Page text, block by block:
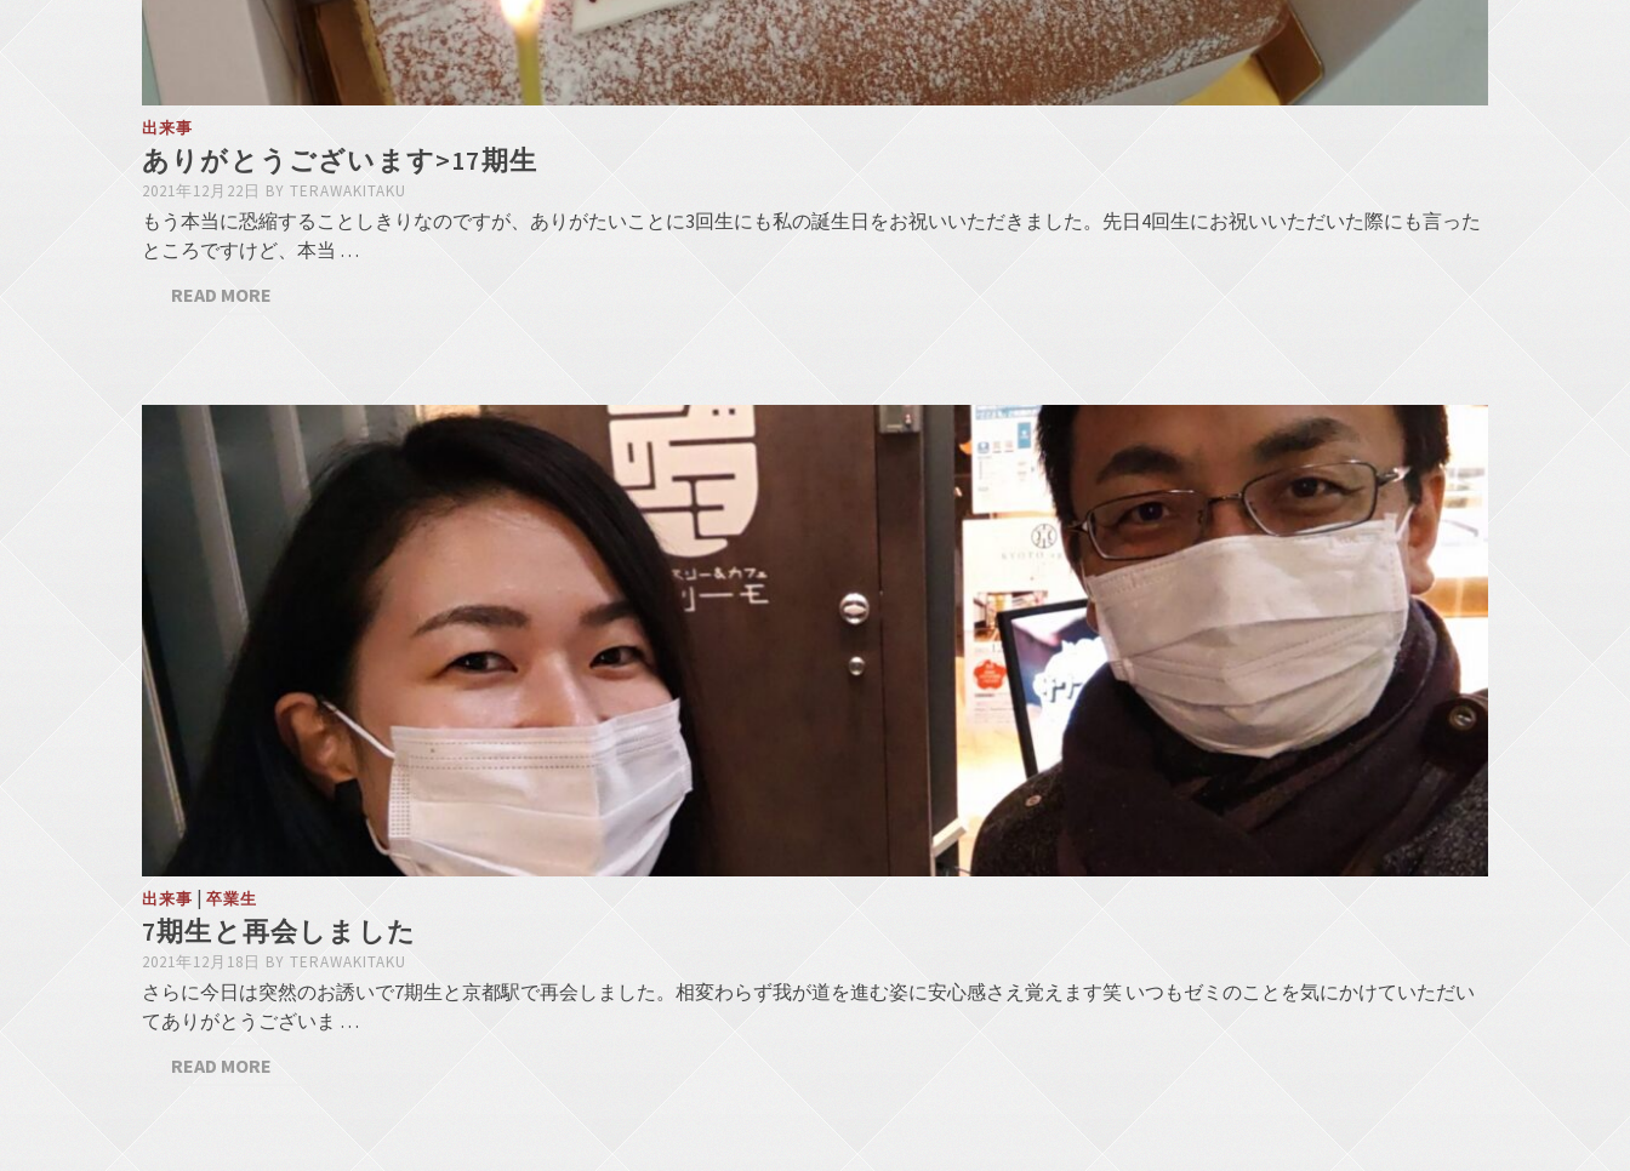
出来事
ありがとうございます>17期生
2021年12月22日 BY TERAWAKITAKU
もう本当に恐縮することしきりなのですが、ありがたいことに3回生にも私の誕生日をお祝いいただきました。先日4回生にお祝いいただいた際にも言った
ところですけど、本当 …
READ MORE
出来事 | 卒業生
7期生と再会しました
2021年12月18日 BY TERAWAKITAKU
さらに今日は突然のお誘いで7期生と京都駅で再会しました。相変わらず我が道を進む姿に安心感さえ覚えます笑 いつもゼミのことを気にかけていただい
てありがとうございま …
READ MORE